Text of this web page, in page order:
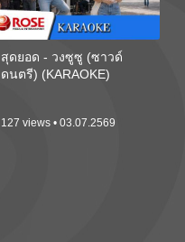
สุดยอด - วงซูซู (ซาวด์
ดนตรี) (KARAOKE)
127 views • 03.07.2569